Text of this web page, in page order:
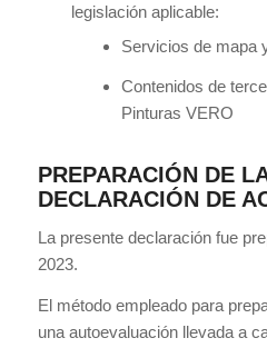
legislación aplicable:
Servicios de mapa
Contenidos de
Pinturas VERO
PREPARACIÓN DE
DECLARACIÓN DE
La presente declaración fue
2023.
El método empleado para
una autoevaluación llevada a